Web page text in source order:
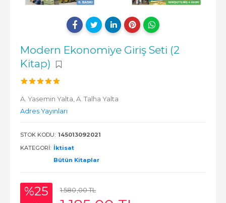
Modern Ekonomiye Giriş Seti (2
Kitap)
A. Yasemin Yalta, A. Talha Yalta
Adres Yayınları
STOK KODU: 145013092021
KATEGORI: İktisat
Bütün Kitaplar
%25 1.580,00TL